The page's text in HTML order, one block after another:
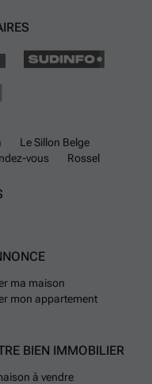
Le Sillon Belge
vous Rossel
ma maison
mon appartement
BIEN IMMOBILIER
à vendre